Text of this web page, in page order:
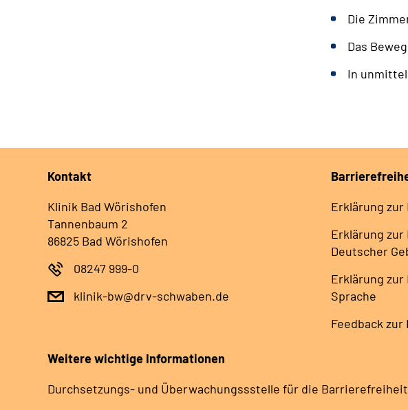
Die
Das
In
Kontakt
Klinik Bad Wörishofen
Tannenbaum 2
86825 Bad Wörishofen
08247 999-0
klinik-bw@drv-schwaben.de
Erklärung
Erklärung
Deutscher
Erklärung
Sprache
Feedback
Weitere wichtige Informationen
Durchsetzungs- und Überwachungssstelle für die